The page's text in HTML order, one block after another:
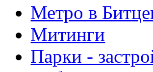
Метро в
Митинги
Парки -